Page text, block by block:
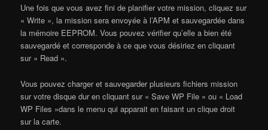
Une fois que vous avez fini de planifier votre mission, cliquez sur
« Write », la mission sera envoyée à l’APM et sauvegardée dans
la mémoire EEPROM. Vous pouvez vérifier qu’elle a bien été
sauvegardé et corresponde à ce que vous désiriez en cliquant
sur « Read ».
Vous pouvez charger et sauvegarder plusieurs fichiers mission
sur votre disque dur en cliquant sur « Save WP File » ou « Load
WP Files »dans le menu qui apparait en faisant un clique droit
sur la carte.